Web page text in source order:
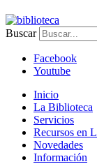
Buscar
Facebook
Youtube
Inicio
La Biblioteca
Servicios
Recursos en
Novedades
Información